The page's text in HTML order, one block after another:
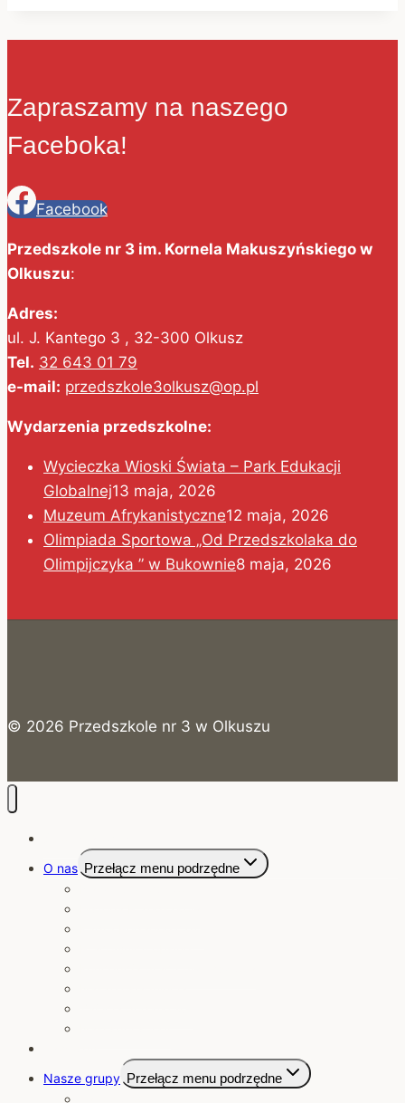
Zapraszamy na naszego
Faceboka!
Facebook
Przedszkole nr 3 im. Kornela Makuszyńskiego w
Olkuszu:
Adres:
ul. J. Kantego 3 , 32-300 Olkusz
Tel. 32 643 01 79
e-mail: przedszkole3olkusz@op.pl
Wydarzenia przedszkolne:
Wycieczka Wioski Świata – Park Edukacji
Globalnej13 maja, 2026
Muzeum Afrykanistyczne12 maja, 2026
Olimpiada Sportowa „Od Przedszkolaka do
Olimpijczyka ” w Bukownie8 maja, 2026
© 2026 Przedszkole nr 3 w Olkuszu
O nas Przełącz menu podrzędne
Nasze grupy Przełącz menu podrzędne